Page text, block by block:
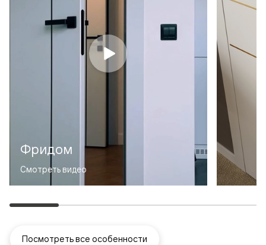
Фридом
Смотреть видео
Посмотреть все особенности